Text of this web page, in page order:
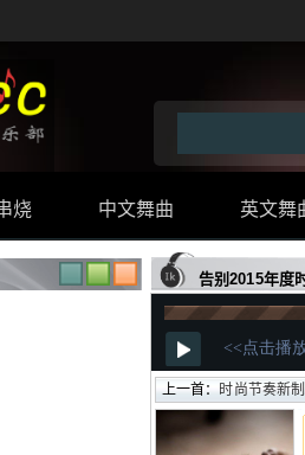
烧 中文舞曲 英文舞
告别2015年度
上一首：时尚节奏新制宝马